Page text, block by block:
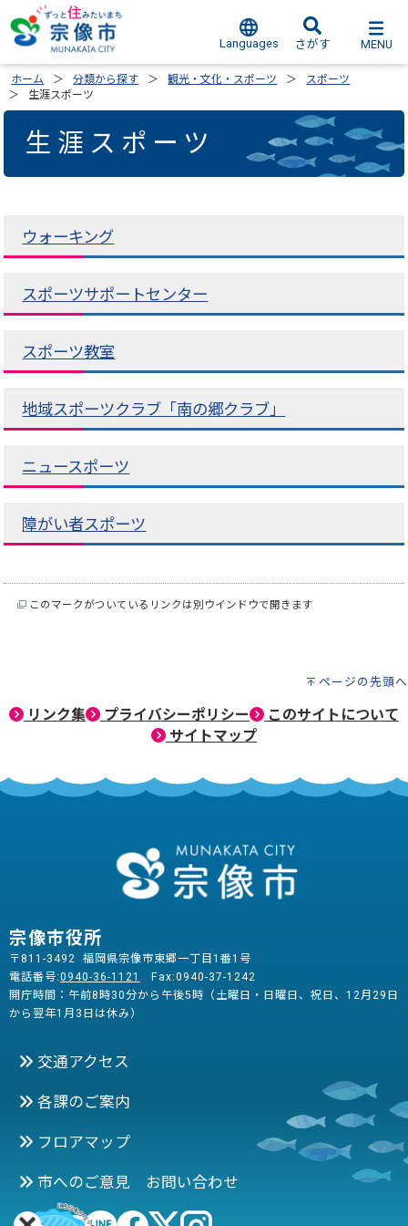
Languages さがす MENU
ホーム 分類から探す 観光・文化・スポーツ
スポーツ
生涯スポーツ
生涯スポーツ
ウォーキング
スポーツサポートセンター
スポーツ教室
地域スポーツクラブ「南の郷クラブ」
ニュースポーツ
障がい者スポーツ
このマークがついているリンクは別ウインドウで開きます
ページの先頭へ
リンク集 プライバシーポリシー
このサイトについて
サイトマップ
宗像市役所
〒811-3492 福岡県宗像市東郷一丁目1番1号
電話番号:0940-36-1121
Fax:0940-37-1242
開庁時間：午前8時30分から午後5時（土曜日・日曜日、祝日、12月29日
から翌年1月3日は休み）
交通アクセス
各課のご案内
フロアマップ
市へのご意見 お問い合わせ